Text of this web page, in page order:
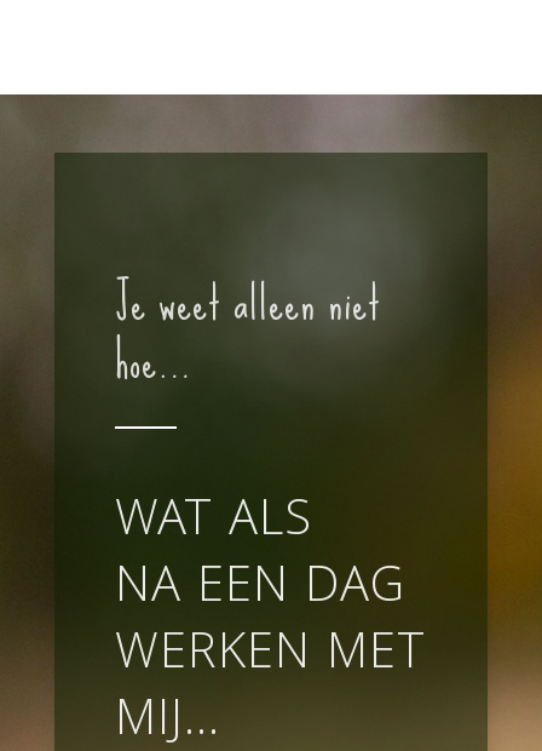
Je weet alleen niet
hoe…
WAT ALS
NA EEN DAG
WERKEN MET
MIJ…